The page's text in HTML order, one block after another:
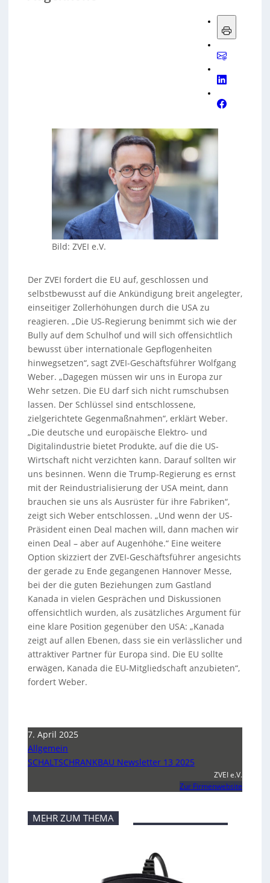
Bild: ZVEI e.V.
Der ZVEI fordert die EU auf, geschlossen und
selbstbewusst auf die Ankündigung breit angelegter,
einseitiger Zollerhöhungen durch die USA zu
reagieren. „Die US-Regierung benimmt sich wie der
Bully auf dem Schulhof und will sich offensichtlich
bewusst über internationale Gepflogenheiten
hinwegsetzen“, sagt ZVEI-Geschäftsführer Wolfgang
Weber. „Dagegen müssen wir uns in Europa zur
Wehr setzen. Die EU darf sich nicht rumschubsen
lassen. Der Schlüssel sind entschlossene,
zielgerichtete Gegenmaßnahmen“, erklärt Weber.
„Die deutsche und europäische Elektro- und
Digitalindustrie bietet Produkte, auf die die US-
Wirtschaft nicht verzichten kann. Darauf sollten wir
uns besinnen. Wenn die Trump-Regierung es ernst
mit der Reindustrialisierung der USA meint, dann
brauchen sie uns als Ausrüster für ihre Fabriken“,
zeigt sich Weber entschlossen. „Und wenn der US-
Präsident einen Deal machen will, dann machen wir
einen Deal – aber auf Augenhöhe.“ Eine weitere
Option skizziert der ZVEI-Geschäftsführer angesichts
der gerade zu Ende gegangenen Hannover Messe,
bei der die guten Beziehungen zum Gastland
Kanada in vielen Gesprächen und Diskussionen
offensichtlich wurden, als zusätzliches Argument für
eine klare Position gegenüber den USA: „Kanada
zeigt auf allen Ebenen, dass sie ein verlässlicher und
attraktiver Partner für Europa sind. Die EU sollte
erwägen, Kanada die EU-Mitgliedschaft anzubieten“,
fordert Weber.
7. April 2025
Allgemein
SCHALTSCHRANKBAU Newsletter 13 2025
ZVEI e.V.
Zur Firmenwebsite
MEHR ZUM THEMA